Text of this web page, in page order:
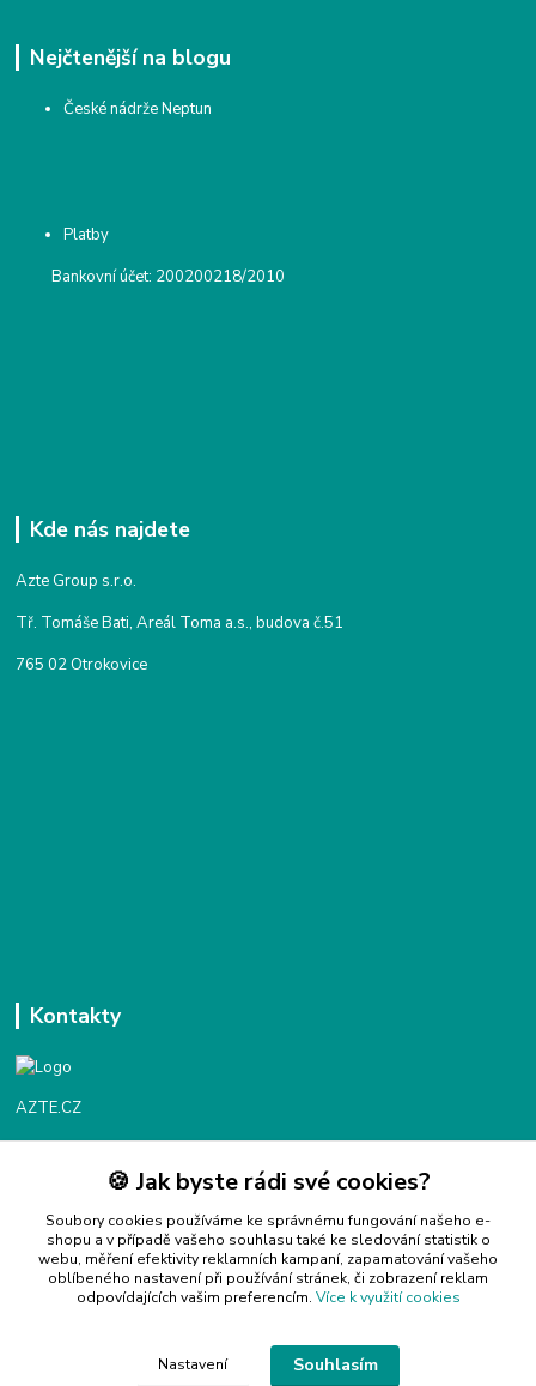
Nejčtenější na blogu
České nádrže Neptun
Platby
Bankovní účet: 200200218/2010
Kde nás najdete
Azte Group s.r.o.
Tř. Tomáše Bati, Areál Toma a.s., budova č.51
765 02 Otrokovice
Kontakty
AZTE.CZ
Objednávky / fakturace
Po - Čt 9:00 - 16:00
Info@azte.cz
🍪 Jak byste rádi své cookies?
Soubory cookies používáme ke správnému fungování našeho e-
shopu a v případě vašeho souhlasu také ke sledování statistik o
webu, měření efektivity reklamních kampaní, zapamatování vašeho
oblíbeného nastavení při používání stránek, či zobrazení reklam
odpovídajících vašim preferencím. Více k využití cookies
Nastavení Souhlasím